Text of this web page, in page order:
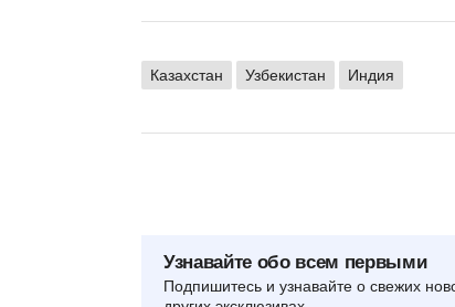
Казахстан Узбекистан Индия
Узнавайте обо всем первыми
Подпишитесь и узнавайте о свежих